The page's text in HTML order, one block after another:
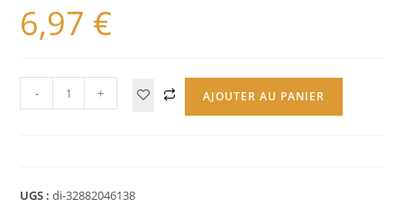
6,97 €
- + AJOUTER AU PANIER
UGS :di-32882046138